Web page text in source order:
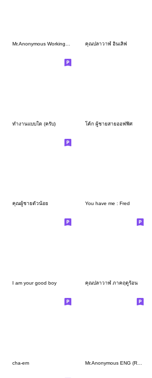
Mr.Anonymous Working Mode คุณปลาวาฬ อินเลิฟ
ทำงานแบบใด (ครับ) โค้ก ผู้ชายสายออฟฟิศ
คุณผู้ชายตัวน้อย You have me : Fred
I am your good boy คุณปลาวาฬ ภาคฤดูร้อน
cha-em Mr.Anonymous ENG (Revised Version)